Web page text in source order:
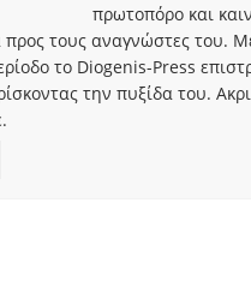
πρωτοπόρο και
τους αναγνώστες του.
το Diogenis-Press
την πυξίδα του.